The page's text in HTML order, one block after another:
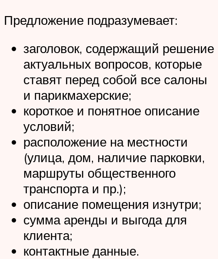
Предложение подразумевает:
заголовок, содержащий решение
актуальных вопросов, которые
ставят перед собой все салоны
и парикмахерские;
короткое и понятное описание
условий;
расположение на местности
(улица, дом, наличие парковки,
маршруты общественного
транспорта и пр.);
описание помещения изнутри;
сумма аренды и выгода для
клиента;
контактные данные.